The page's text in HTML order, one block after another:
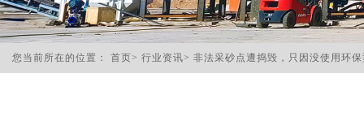
您当前所在的位置： 首页> 行业资讯> 非法采砂点遭捣毁，只因没使用环